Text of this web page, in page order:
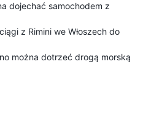
dojechać samochodem z
z Rimini we Włoszech do
można dotrzeć drogą morską